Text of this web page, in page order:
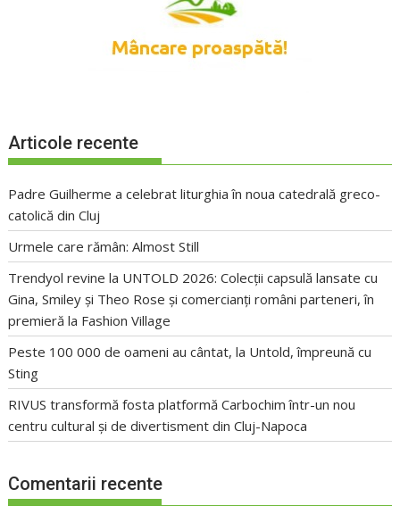
Articole recente
Padre Guilherme a celebrat liturghia în noua catedrală greco-
catolică din Cluj
Urmele care rămân: Almost Still
Trendyol revine la UNTOLD 2026: Colecții capsulă lansate cu
Gina, Smiley și Theo Rose și comercianți români parteneri, în
premieră la Fashion Village
Peste 100 000 de oameni au cântat, la Untold, împreună cu
Sting
RIVUS transformă fosta platformă Carbochim într-un nou
centru cultural și de divertisment din Cluj-Napoca
Comentarii recente